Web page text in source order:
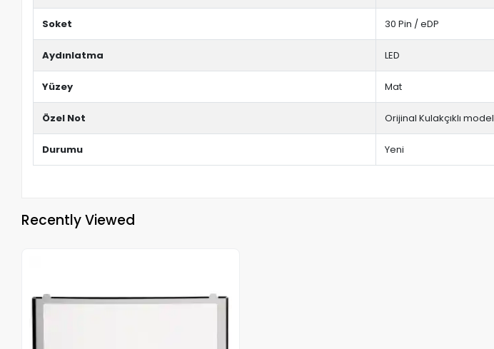
Soket 30 Pin / eDP
Aydınlatma LED
Yüzey Mat
Özel Not Orijinal Kulakçıklı model
Durumu Yeni
Recently Viewed